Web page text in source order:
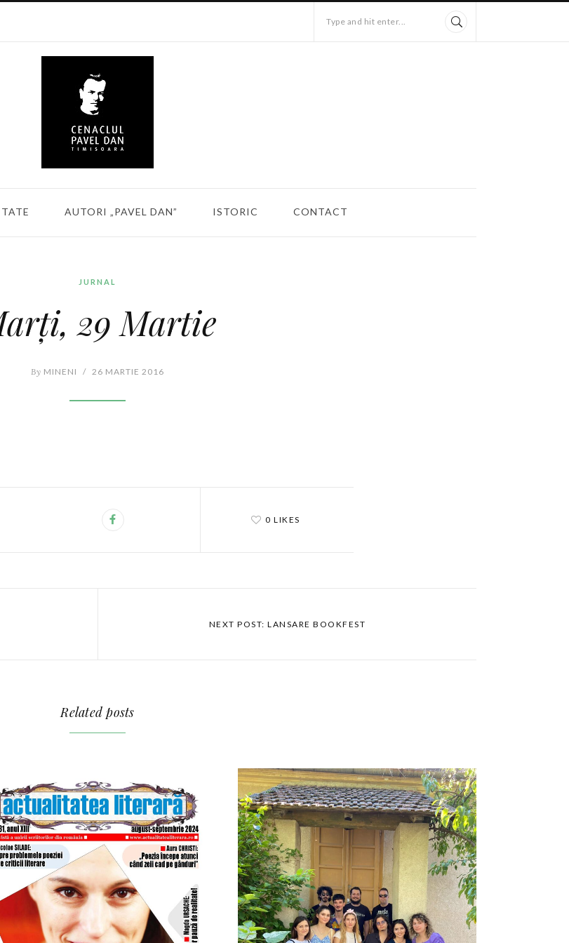
Type and hit enter...
AUTORI „PAVEL DAN” ISTORIC CONTACT
JURNAL
29 Martie
By MINENI / 26 MARTIE 2016
0 LIKES
NEXT POST: LANSARE BOOKFEST
Related posts